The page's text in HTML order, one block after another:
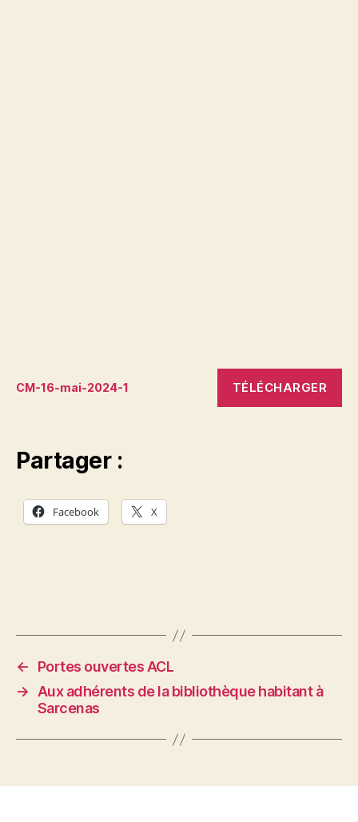
CM-16-mai-2024-1 TÉLÉCHARGER
Partager :
Facebook X
←
Portes ouvertes ACL
→ Aux adhérents de la bibliothèque habitant à
Sarcenas